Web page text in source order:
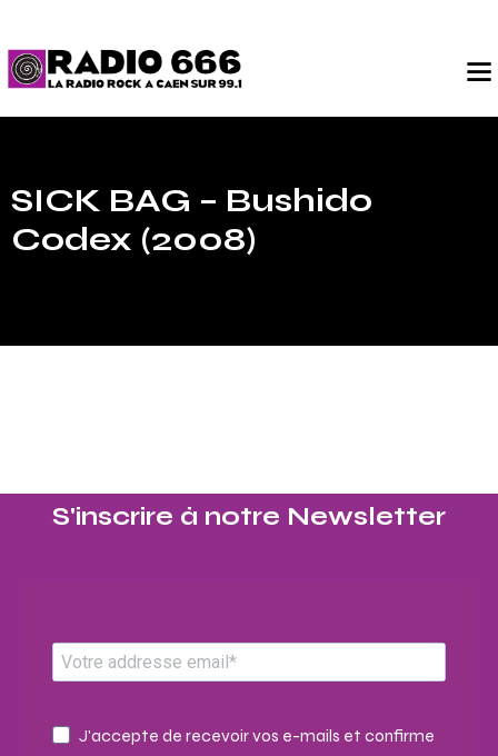
SICK BAG – Bushido
Codex (2008)
S'inscrire à notre Newsletter​
J'accepte de recevoir vos e-mails et confirme